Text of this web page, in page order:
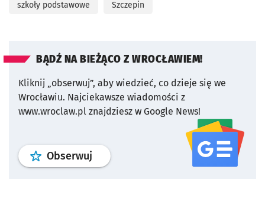
szkoły podstawowe Szczepin
BĄDŹ NA BIEŻĄCO Z WROCŁAWIEM!
Kliknij „obserwuj”, aby wiedzieć, co dzieje się we
Wrocławiu. Najciekawsze wiadomości z
www.wroclaw.pl znajdziesz w Google News!
Obserwuj profil serwisu